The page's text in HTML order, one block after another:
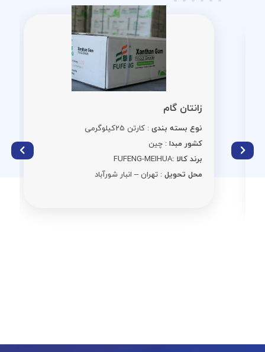
زانتان گام
نوع بسته بندی: کارتن 25کیلوگرمی
کشور مبدا: چین
برند کالا :FUFENG-MEIHUA
محل تحویل: تهران – انبار شورآباد